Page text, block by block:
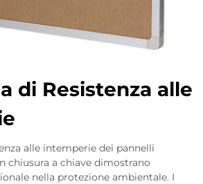
di Resistenza alle
alle intemperie dei pannelli
chiusura a chiave dimostrano
nella protezione ambientale. I